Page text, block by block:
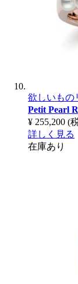
欲しいもの
Petit Pearl
¥ 255,200 (
詳しく見る
在庫あり